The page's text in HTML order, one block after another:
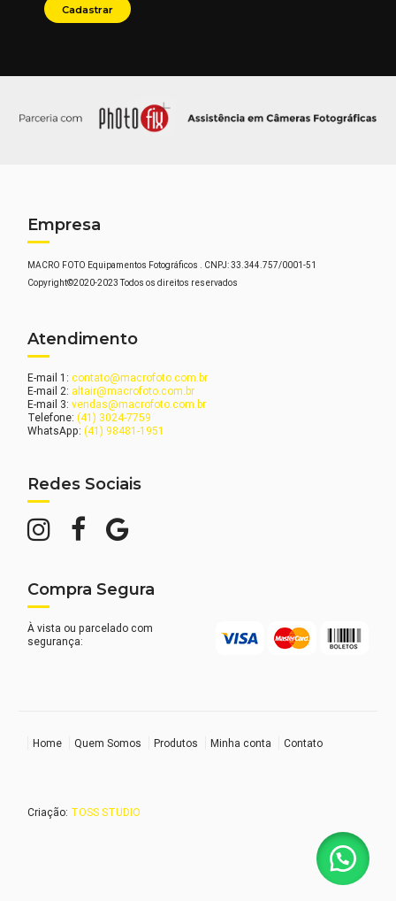
Empresa
MACRO FOTO Equipamentos Fotográficos . CNPJ: 33.344.757/0001-51
Copyright©2020-2023 Todos os direitos reservados
Atendimento
E-mail 1:contato@macrofoto.com.br
E-mail 2: altair@macrofoto.com.br
E-mail 3:vendas@macrofoto.com.br
Telefone:(41) 3024-7759
WhatsApp:(41) 98481-1951
Redes Sociais
Compra Segura
À vista ou parcelado com
segurança:
Home Quem Somos Produtos Minha conta Contato
Criação: TOSS STUDIO